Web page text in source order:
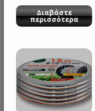
Διαβάστε
περισσότερα